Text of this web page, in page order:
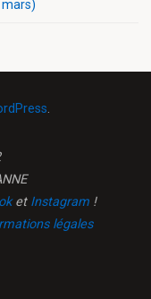
mars)
.
et Instagram !
légales